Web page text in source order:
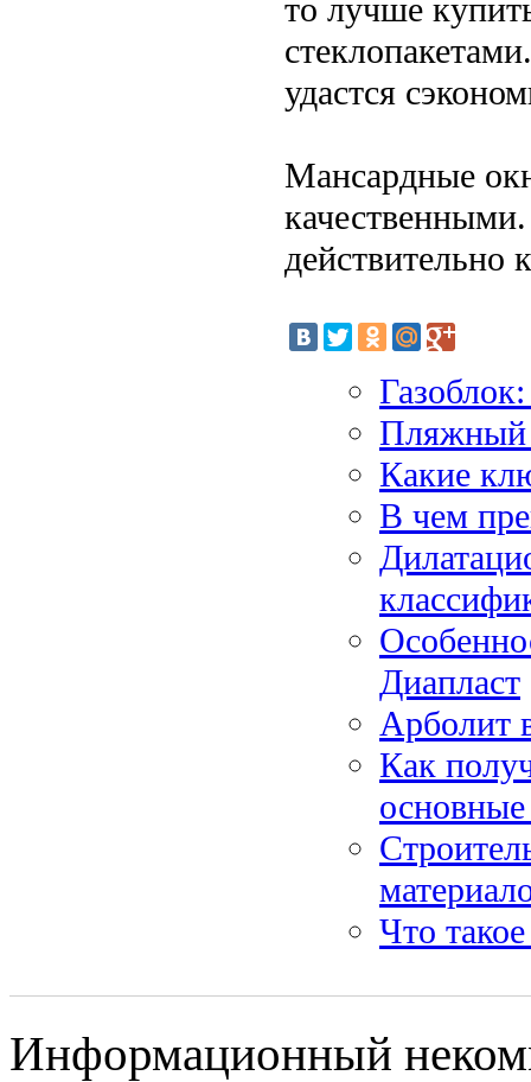
то лучше
удастся
Мансардные
действительно
Пляжный
Какие
В чем
Диапласт
Арболит
Как
Что
Информационный